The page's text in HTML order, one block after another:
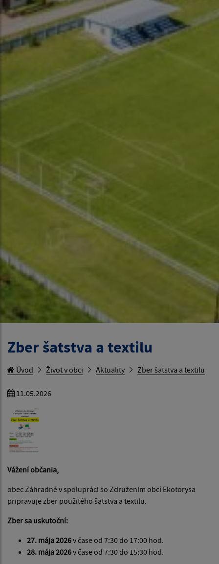
Zber šatstva a textilu
Úvod Život v obci Aktuality Zber šatstva a textilu
11.05.2026
Vážení občania,
obec Záhradné v spolupráci so Združenim obcí Ekotorysa
pripravuje zber použitého šatstva a textilu.
Zber sa uskutoční:
27. mája 2026v čase od 7:30 do 17:00 hod.
28. mája 2026v čase od 7:30 do 15:30 hod.